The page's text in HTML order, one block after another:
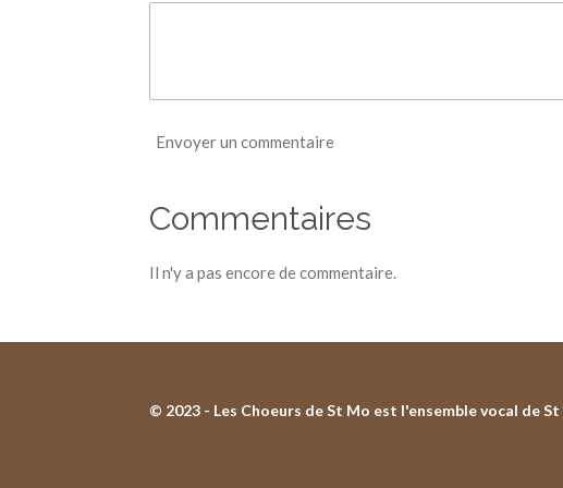
Envoyer un commentaire
Commentaires
Il n'y a pas encore de commentaire.
© 2023 - Les Choeurs de St Mo est l'ensemble vocal de